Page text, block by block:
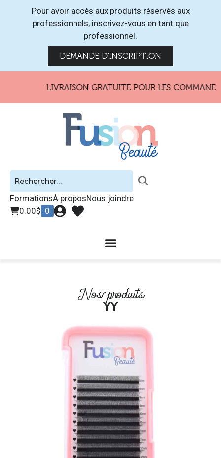
Pour avoir accès aux produits réservés aux
professionnels, inscrivez-vous en tant que
professionnel.
DEMANDE D'INSCRIPTION
LIVRAISON GRATUITE POUR LES COMMANDES
FormationsÀ proposNous joindre
0.00$ 0
Nos produits
YY